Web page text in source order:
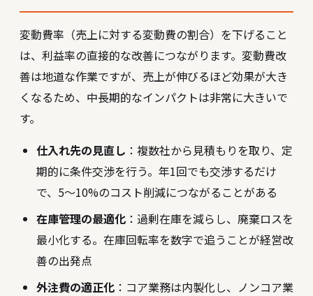
変動費率（売上に対する変動費の割合）を下げること
は、利益率の直接的な改善につながります。変動費改
善は地道な作業ですが、売上が伸びるほど効果が大き
くなるため、中長期的なインパクトは非常に大きいで
す。
仕入れ先の見直し ：複数社から見積もりを取り、定
期的に条件交渉を行う。年1回でも交渉するだけ
で、5〜10%のコスト削減につながることがある
在庫管理の最適化 ：過剰在庫を減らし、廃棄ロスを
最小化する。在庫回転率を数字で追うことが経営改
善の出発点
外注費の適正化 ：コア業務は内製化し、ノンコア業